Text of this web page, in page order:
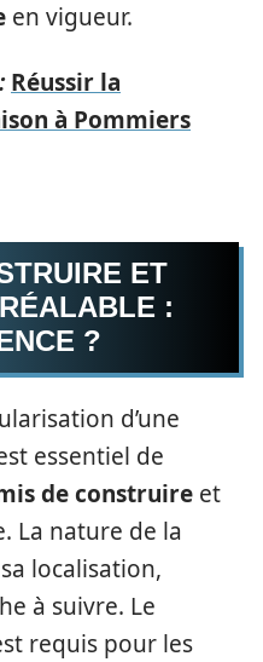
en vigueur.
Réussir la
à Pommiers
ET
:
?
d’une
essentiel de
de construire et
La nature de la
localisation,
à suivre. Le
requis pour les